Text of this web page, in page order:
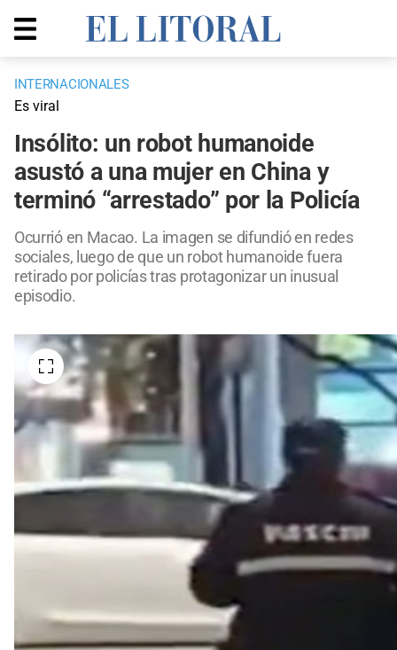
INTERNACIONALES
Es viral
Insólito: un robot humanoide
asustó a una mujer en China y
terminó “arrestado” por la Policía
Ocurrió en Macao. La imagen se difundió en redes
sociales, luego de que un robot humanoide fuera
retirado por policías tras protagonizar un inusual
episodio.